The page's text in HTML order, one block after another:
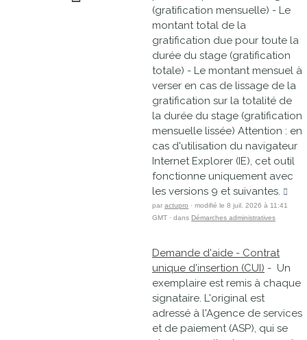
(gratification mensuelle) - Le
montant total de la
gratification due pour toute la
durée du stage (gratification
totale) - Le montant mensuel à
verser en cas de lissage de la
gratification sur la totalité de
la durée du stage (gratification
mensuelle lissée) Attention : en
cas d'utilisation du navigateur
Internet Explorer (IE), cet outil
fonctionne uniquement avec
les versions 9 et suivantes.
par actupro · modifié le 8 juil. 2026 à 11:41
GMT · dans Démarches administratives
Demande d'aide - Contrat
unique d'insertion (CUI) - Un
exemplaire est remis à chaque
signataire. L'original est
adressé à l'Agence de services
et de paiement (ASP), qui se